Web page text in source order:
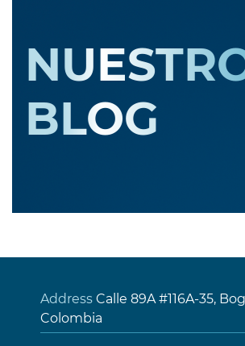
BLOG
Address Calle 89A #116A-35,
Colombia